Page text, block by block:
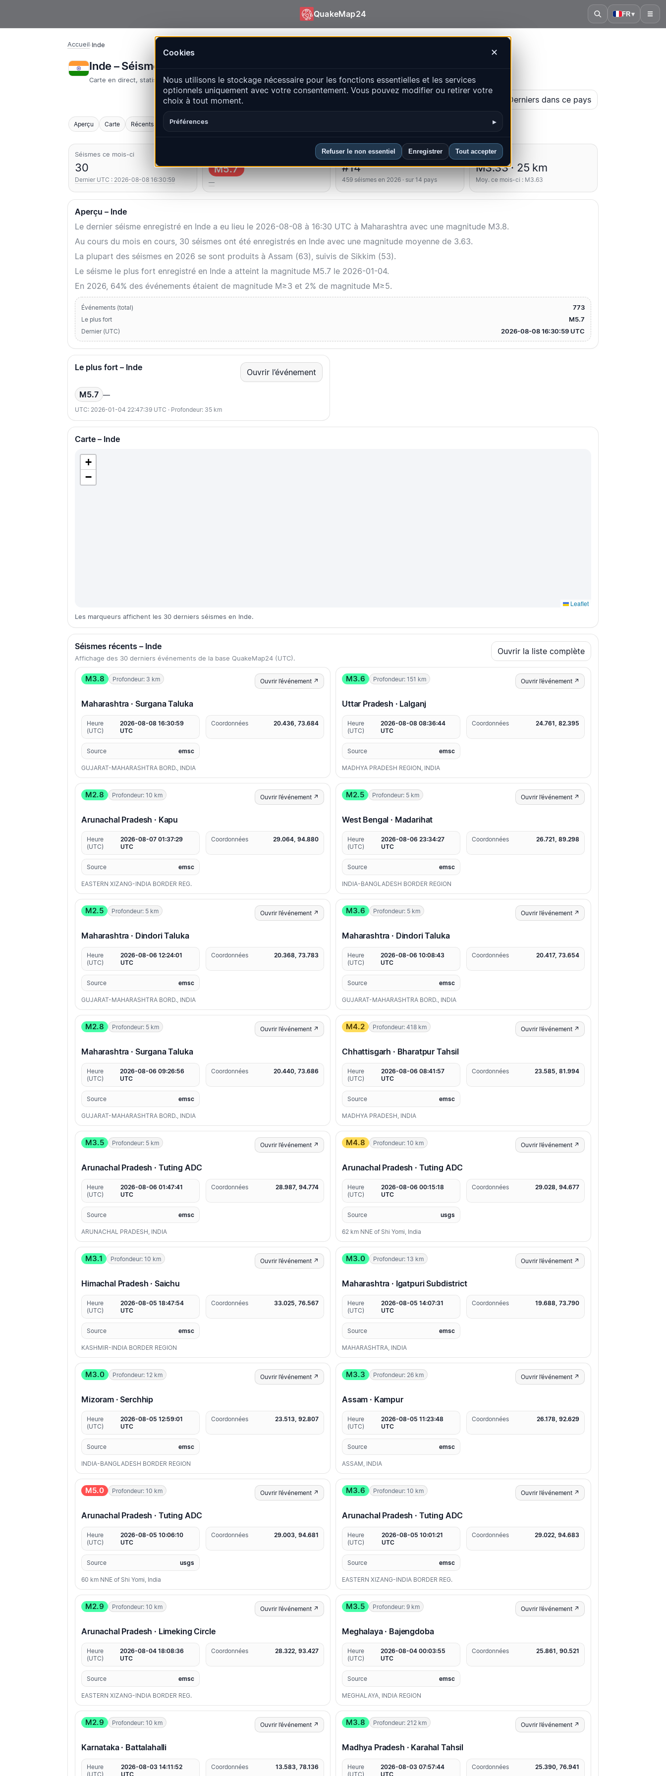
QuakeMap24 FR▾ ☰
Cookies ✕
Nous utilisons le stockage nécessaire pour les fonctions essentielles et les services
optionnels uniquement avec votre consentement. Vous pouvez modifier ou retirer votre
choix à tout moment.
Préférences ▸
Refuser le non essentiel Enregistrer Tout accepter
Accueil·Inde
Inde – Séismes | QuakeMap24
Carte en direct, statistiques et événements récents
Derniers dans ce pays
Aperçu Carte Récents Graphiques Principales régions
Séismes ce mois-ci
30
Dernier UTC : 2026-08-08 16:30:59
M5.7
—
Classement du pays
#14
459 séismes en 2026 · sur 14 pays
Moyennes
M3.33 · 25 km
Moy. ce mois-ci : M3.63
Aperçu – Inde
Le dernier séisme enregistré en Inde a eu lieu le 2026-08-08 à 16:30 UTC à Maharashtra avec une magnitude M3.8.
Au cours du mois en cours, 30 séismes ont été enregistrés en Inde avec une magnitude moyenne de 3.63.
La plupart des séismes en 2026 se sont produits à Assam (63), suivis de Sikkim (53).
Le séisme le plus fort enregistré en Inde a atteint la magnitude M5.7 le 2026-01-04.
En 2026, 64% des événements étaient de magnitude M≥3 et 2% de magnitude M≥5.
Événements (total) 773
Le plus fort M5.7
Dernier (UTC) 2026-08-08 16:30:59 UTC
Le plus fort – Inde Ouvrir l’événement
M5.7 —
UTC: 2026-01-04 22:47:39 UTC · Profondeur: 35 km
Carte – Inde
+
−
Leaflet
Les marqueurs affichent les 30 derniers séismes en Inde.
Séismes récents – Inde
Affichage des 30 derniers événements de la base QuakeMap24 (UTC).
Ouvrir la liste complète
M3.8 Profondeur: 3 km Ouvrir l’événement ↗
Maharashtra · Surgana Taluka
Heure
(UTC)
2026-08-08 16:30:59
UTC
Coordonnées 20.436, 73.684
Source emsc
GUJARAT-MAHARASHTRA BORD., INDIA
M3.6 Profondeur: 151 km Ouvrir l’événement ↗
Uttar Pradesh · Lalganj
Heure
(UTC)
2026-08-08 08:36:44
UTC
Coordonnées 24.761, 82.395
Source emsc
MADHYA PRADESH REGION, INDIA
M2.8 Profondeur: 10 km Ouvrir l’événement ↗
Arunachal Pradesh · Kapu
Heure
(UTC)
2026-08-07 01:37:29
UTC
Coordonnées 29.064, 94.880
Source emsc
EASTERN XIZANG-INDIA BORDER REG.
M2.5 Profondeur: 5 km Ouvrir l’événement ↗
West Bengal · Madarihat
Heure
(UTC)
2026-08-06 23:34:27
UTC
Coordonnées 26.721, 89.298
Source emsc
INDIA-BANGLADESH BORDER REGION
M2.5 Profondeur: 5 km Ouvrir l’événement ↗
Maharashtra · Dindori Taluka
Heure
(UTC)
2026-08-06 12:24:01
UTC
Coordonnées 20.368, 73.783
Source emsc
GUJARAT-MAHARASHTRA BORD., INDIA
M3.6 Profondeur: 5 km Ouvrir l’événement ↗
Maharashtra · Dindori Taluka
Heure
(UTC)
2026-08-06 10:08:43
UTC
Coordonnées 20.417, 73.654
Source emsc
GUJARAT-MAHARASHTRA BORD., INDIA
M2.8 Profondeur: 5 km Ouvrir l’événement ↗
Maharashtra · Surgana Taluka
Heure
(UTC)
2026-08-06 09:26:56
UTC
Coordonnées 20.440, 73.686
Source emsc
GUJARAT-MAHARASHTRA BORD., INDIA
M4.2 Profondeur: 418 km Ouvrir l’événement ↗
Chhattisgarh · Bharatpur Tahsil
Heure
(UTC)
2026-08-06 08:41:57
UTC
Coordonnées 23.585, 81.994
Source emsc
MADHYA PRADESH, INDIA
M3.5 Profondeur: 5 km Ouvrir l’événement ↗
Arunachal Pradesh · Tuting ADC
Heure
(UTC)
2026-08-06 01:47:41
UTC
Coordonnées 28.987, 94.774
Source emsc
ARUNACHAL PRADESH, INDIA
M4.8 Profondeur: 10 km Ouvrir l’événement ↗
Arunachal Pradesh · Tuting ADC
Heure
(UTC)
2026-08-06 00:15:18
UTC
Coordonnées 29.028, 94.677
Source usgs
62 km NNE of Shi Yomi, India
M3.1 Profondeur: 10 km Ouvrir l’événement ↗
Himachal Pradesh · Saichu
Heure
(UTC)
2026-08-05 18:47:54
UTC
Coordonnées 33.025, 76.567
Source emsc
KASHMIR-INDIA BORDER REGION
M3.0 Profondeur: 13 km Ouvrir l’événement ↗
Maharashtra · Igatpuri Subdistrict
Heure
(UTC)
2026-08-05 14:07:31
UTC
Coordonnées 19.688, 73.790
Source emsc
MAHARASHTRA, INDIA
M3.0 Profondeur: 12 km Ouvrir l’événement ↗
Mizoram · Serchhip
Heure
(UTC)
2026-08-05 12:59:01
UTC
Coordonnées 23.513, 92.807
Source emsc
INDIA-BANGLADESH BORDER REGION
M3.3 Profondeur: 26 km Ouvrir l’événement ↗
Assam · Kampur
Heure
(UTC)
2026-08-05 11:23:48
UTC
Coordonnées 26.178, 92.629
Source emsc
ASSAM, INDIA
M5.0 Profondeur: 10 km Ouvrir l’événement ↗
Arunachal Pradesh · Tuting ADC
Heure
(UTC)
2026-08-05 10:06:10
UTC
Coordonnées 29.003, 94.681
Source usgs
60 km NNE of Shi Yomi, India
M3.6 Profondeur: 10 km Ouvrir l’événement ↗
Arunachal Pradesh · Tuting ADC
Heure
(UTC)
2026-08-05 10:01:21
UTC
Coordonnées 29.022, 94.683
Source emsc
EASTERN XIZANG-INDIA BORDER REG.
M2.9 Profondeur: 10 km Ouvrir l’événement ↗
Arunachal Pradesh · Limeking Circle
Heure
(UTC)
2026-08-04 18:08:36
UTC
Coordonnées 28.322, 93.427
Source emsc
EASTERN XIZANG-INDIA BORDER REG.
M3.5 Profondeur: 9 km Ouvrir l’événement ↗
Meghalaya · Bajengdoba
Heure
(UTC)
2026-08-04 00:03:55
UTC
Coordonnées 25.861, 90.521
Source emsc
MEGHALAYA, INDIA REGION
M2.9 Profondeur: 10 km Ouvrir l’événement ↗
Karnataka · Battalahalli
Heure
(UTC)
2026-08-03 14:11:52
UTC
Coordonnées 13.583, 78.136
M3.8 Profondeur: 212 km Ouvrir l’événement ↗
Madhya Pradesh · Karahal Tahsil
Heure
(UTC)
2026-08-03 07:57:44
UTC
Coordonnées 25.390, 76.941